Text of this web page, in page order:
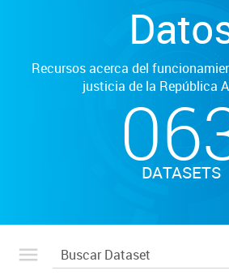
Recursos acerca del
justicia de la República
DATASETS